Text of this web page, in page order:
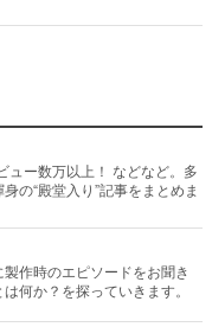
ュー数万以上！ などなど。多
の“殿堂入り”記事をまとめま
作時のエピソードをお聞き
何か？を探っていきます。